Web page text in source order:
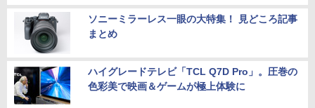
ソニーミラーレス一眼の大特集！ 見どころ記事
まとめ
ハイグレードテレビ「TCL Q7D Pro」。圧巻の
色彩美で映画＆ゲームが極上体験に